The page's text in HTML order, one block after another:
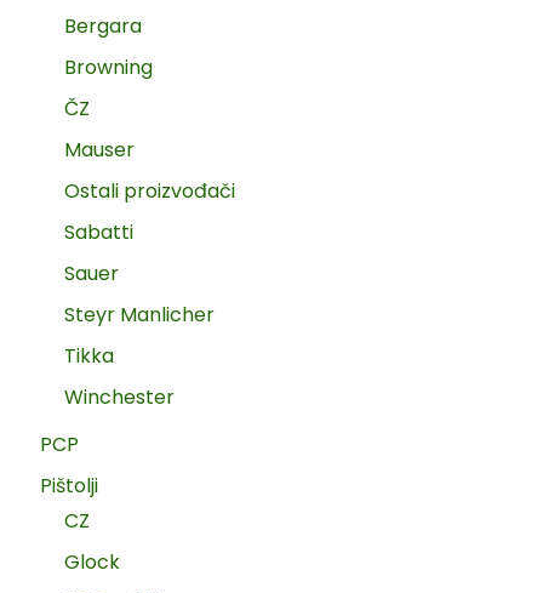
Bergara
Browning
ČZ
Mauser
Ostali proizvođači
Sabatti
Sauer
Steyr Manlicher
Tikka
Winchester
PCP
Pištolji
CZ
Glock